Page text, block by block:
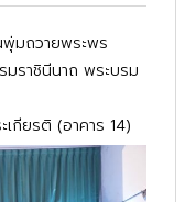
พุ่มถวายพระพร
มราชินีนาถ พระบรม
กียรติ (อาคาร 14)